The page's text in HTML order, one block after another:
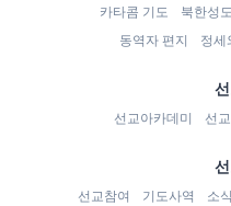
카타콤 기도
북한성
동역자 편지
정세
선교아카데미 선
선교참여 기도사역 소